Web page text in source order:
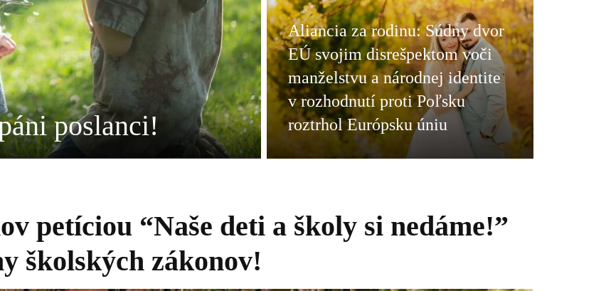
poslanci!
Aliancia za rodinu: Súdny dvor
EÚ svojim disrešpektom voči
manželstvu a národnej identite
v rozhodnutí proti Poľsku
roztrhol Európsku úniu
petíciou “Naše deti a školy si nedáme!”
školských zákonov!